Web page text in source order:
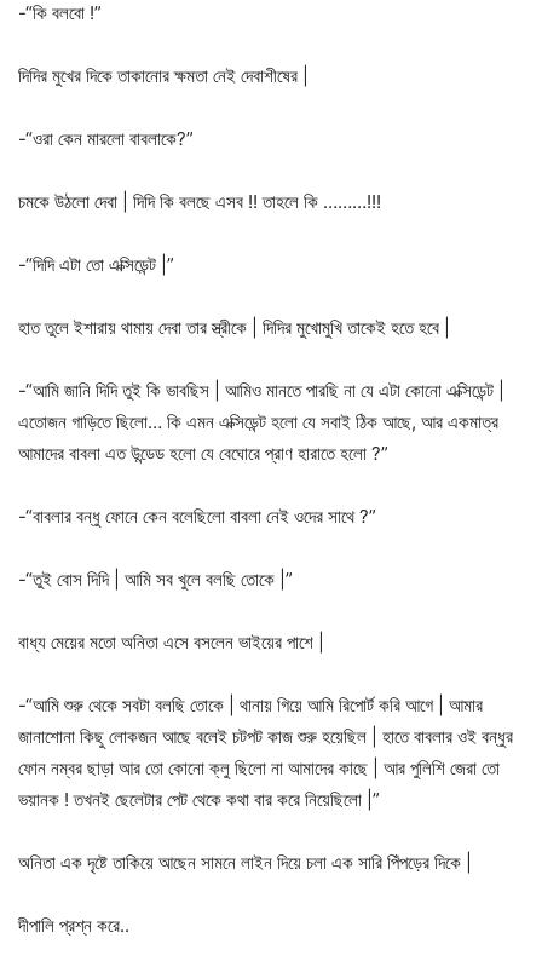
-“কি বলবো !”
দিদির মুখের দিকে তাকানোর ক্ষমতা নেই দেবাশীষের |
-“ওরা কেন মারলো বাবলাকে?”
চমকে উঠলো দেবা | দিদি কি বলছে এসব !! তাহলে কি ………!!!
-“দিদি এটা তো এক্সিডেন্ট |”
হাত তুলে ইশারায় থামায় দেবা তার স্ত্রীকে | দিদির মুখোমুখি তাকেই হতে হবে |
-“আমি জানি দিদি তুই কি ভাবছিস | আমিও মানতে পারছি না যে এটা কোনো এক্সিডেন্ট |
এতোজন গাড়িতে ছিলো… কি এমন এক্সিডেন্ট হলো যে সবাই ঠিক আছে, আর একমাত্র
আমাদের বাবলা এত উন্ডেড হলো যে বেঘোরে প্রাণ হারাতে হলো ?”
-“বাবলার বন্ধু ফোনে কেন বলেছিলো বাবলা নেই ওদের সাথে ?”
-“তুই বোস দিদি | আমি সব খুলে বলছি তোকে |”
বাধ্য মেয়ের মতো অনিতা এসে বসলেন ভাইয়ের পাশে |
-“আমি শুরু থেকে সবটা বলছি তোকে | থানায় গিয়ে আমি রিপোর্ট করি আগে | আমার
জানাশোনা কিছু লোকজন আছে বলেই চটপট কাজ শুরু হয়েছিল | হাতে বাবলার ওই বন্ধুর
ফোন নম্বর ছাড়া আর তো কোনো ক্লু ছিলো না আমাদের কাছে | আর পুলিশি জেরা তো
ভয়ানক ! তখনই ছেলেটার পেট থেকে কথা বার করে নিয়েছিলো |”
অনিতা এক দৃষ্টে তাকিয়ে আছেন সামনে লাইন দিয়ে চলা এক সারি পিঁপড়ের দিকে |
দীপালি প্রশ্ন করে..